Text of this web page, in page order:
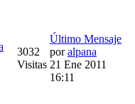
3032
Visitas
Último Mensaje
poralpana
21 Ene 2011
16:11